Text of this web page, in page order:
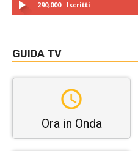
290,000 Iscritti
GUIDA TV
Ora in Onda